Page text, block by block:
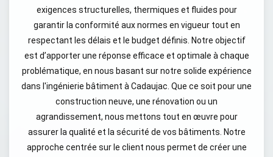
exigences structurelles, thermiques et fluides pour
garantir la conformité aux normes en vigueur tout en
respectant les délais et le budget définis. Notre objectif
est d’apporter une réponse efficace et optimale à chaque
problématique, en nous basant sur notre solide expérience
dans l'ingénierie bâtiment à Cadaujac. Que ce soit pour une
construction neuve, une rénovation ou un
agrandissement, nous mettons tout en œuvre pour
assurer la qualité et la sécurité de vos bâtiments. Notre
approche centrée sur le client nous permet de créer une